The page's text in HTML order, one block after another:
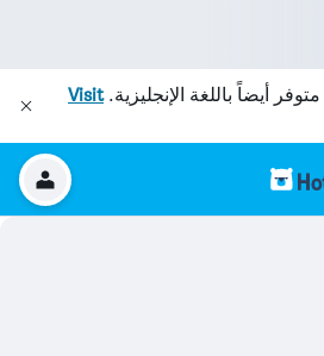
متوفر أيضاً باللغة الإنجليزية.Visit